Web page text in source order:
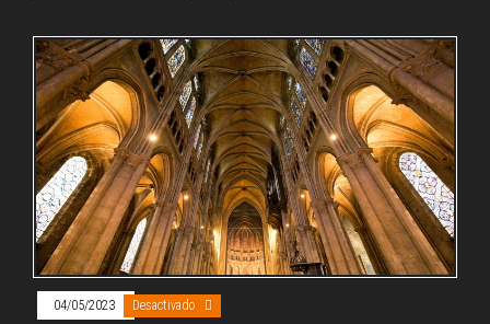
04/05/2023 Desactivado